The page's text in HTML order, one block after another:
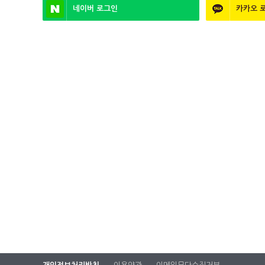
네이버 로그인 카카오